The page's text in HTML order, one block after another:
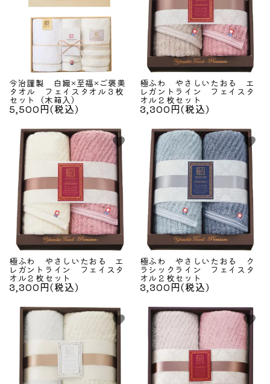
今治謹製 白織×至福×ご褒美
タオル フェイスタオル３枚
セット（木箱入）
5,500円(税込)
極ふわ やさしいたおる エ
レガントライン フェイスタ
オル２枚セット
3,300円(税込)
極ふわ やさしいたおる エ
レガントライン フェイスタ
オル２枚セット
3,300円(税込)
favorite
極ふわ やさしいたおる ク
ラシックライン フェイスタ
オル２枚セット
3,300円(税込)
favorite
favorite favorite